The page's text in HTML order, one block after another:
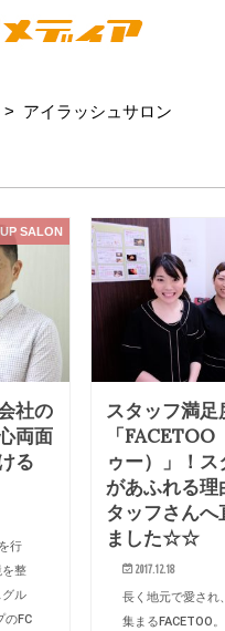
アイラッシュサロン
SALON
社の
両面
る
行
整
グル
のFC
スタッフ満足
「
ゥー）」！
があふれる理
タッフさんへ
ました☆☆
2017.12.18
長く地元で愛され
集まるFACETOO